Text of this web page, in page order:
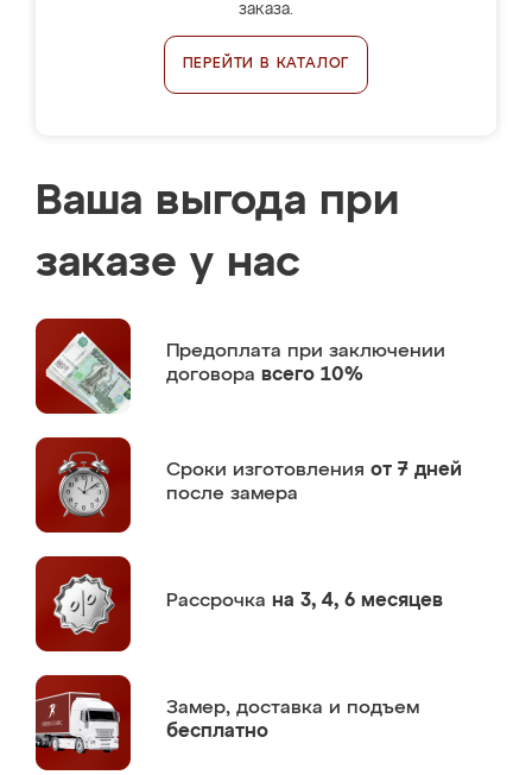
заказа.
ПЕРЕЙТИ В КАТАЛОГ
Ваша выгода при
заказе у нас
Предоплата при заключении
договора всего 10%
Сроки изготовления от 7 дней
после замера
Рассрочка на 3, 4, 6 месяцев
Замер, доставка и подъем
бесплатно